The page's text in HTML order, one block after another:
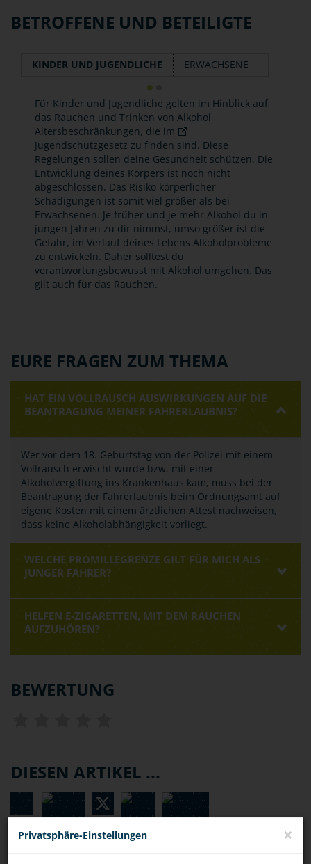
BETROFFENE UND BETEILIGTE
KINDER UND JUGENDLICHE ERWACHSENE
Für Kinder und Jugendliche gelten im Hinblick auf
das Rauchen und Trinken von Alkohol
Altersbeschränkungen, die im
Jugendschutzgesetz zu finden sind. Diese
Regelungen sollen deine Gesundheit schützen. Die
Entwicklung deines Körpers ist noch nicht
abgeschlossen. Das Risiko körperlicher
Schädigungen ist somit viel größer als bei
Erwachsenen. Je früher und je mehr Alkohol du in
jungen Jahren zu dir nimmst, umso größer ist die
Gefahr, im Verlauf deines Lebens Alkoholprobleme
zu entwickeln. Daher solltest du
verantwortungsbewusst mit Alkohol umgehen. Das
gilt auch für das Rauchen.
EURE FRAGEN ZUM THEMA
HAT EIN VOLLRAUSCH AUSWIRKUNGEN AUF DIE
BEANTRAGUNG MEINER FAHRERLAUBNIS?
Wer vor dem 18. Geburtstag von der Polizei mit einem
Vollrausch erwischt wurde bzw. mit einer
Alkoholvergiftung ins Krankenhaus kam, muss bei der
Beantragung der Fahrerlaubnis beim Ordnungsamt auf
eigene Kosten mit einem ärztlichen Attest nachweisen,
dass keine Alkoholabhängigkeit vorliegt.
WELCHE PROMILLEGRENZE GILT FÜR MICH ALS
JUNGER FAHRER?
HELFEN E-ZIGARETTEN, MIT DEM RAUCHEN
AUFZUHÖREN?
BEWERTUNG
DIESEN ARTIKEL ...
Privatsphäre-Einstellungen ×